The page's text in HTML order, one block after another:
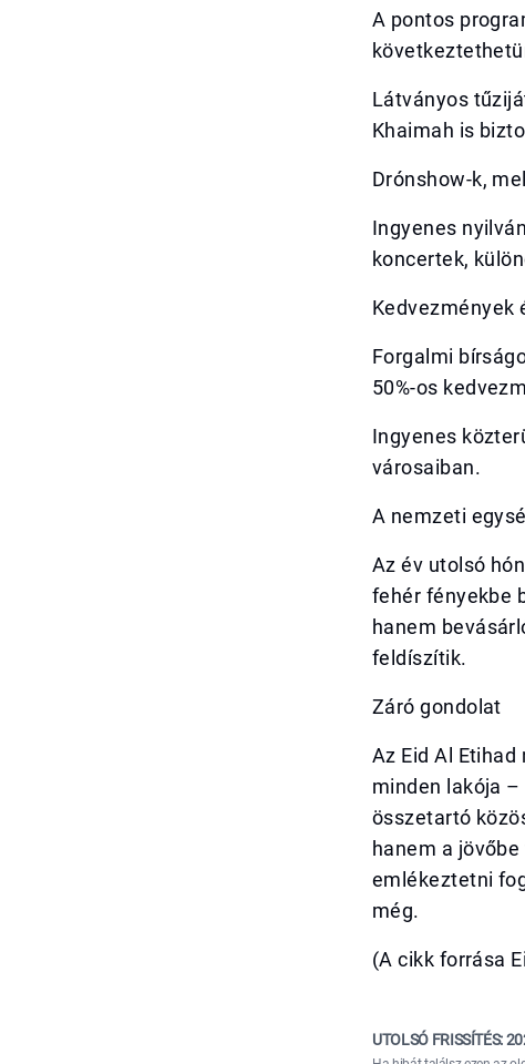
A pontos
Látványos
Khaimah is
Drónshow-k,
Ingyenes
koncertek,
Kedvezmények
Forgalmi
50%-os
Ingyenes
városaiban.
A nemzeti
Az év utolsó
fehér fényekbe
hanem
feldíszítik.
Záró gondolat
Az Eid Al
minden lakója
összetartó
hanem a
emlékeztetni
még.
(A cikk forrása
UTOLSÓ FRISSÍTÉS: